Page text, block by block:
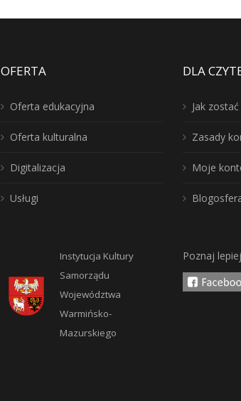
OFERTA
Oferta edukacyjna
Oferta kulturalna
Digitalizacja
Usługi
Instytucja Kultury
Samorządu
Województwa
Warmińsko-
Mazurskiego
DLA
Jak
Zasady
Moje
Poznaj